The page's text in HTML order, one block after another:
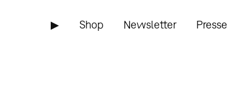
▶ Shop Newsletter Presse